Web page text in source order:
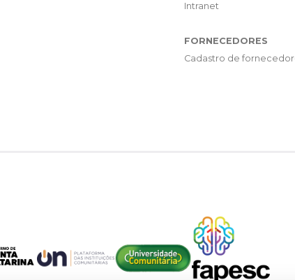
Intranet
FORNECEDORES
Cadastro de